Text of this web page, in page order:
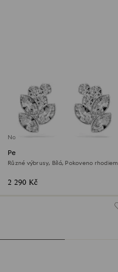
Novinka
Peckové náušnice Diapason
Různé výbrusy, Bílá, Pokoveno rhodiem
2 290 Kč